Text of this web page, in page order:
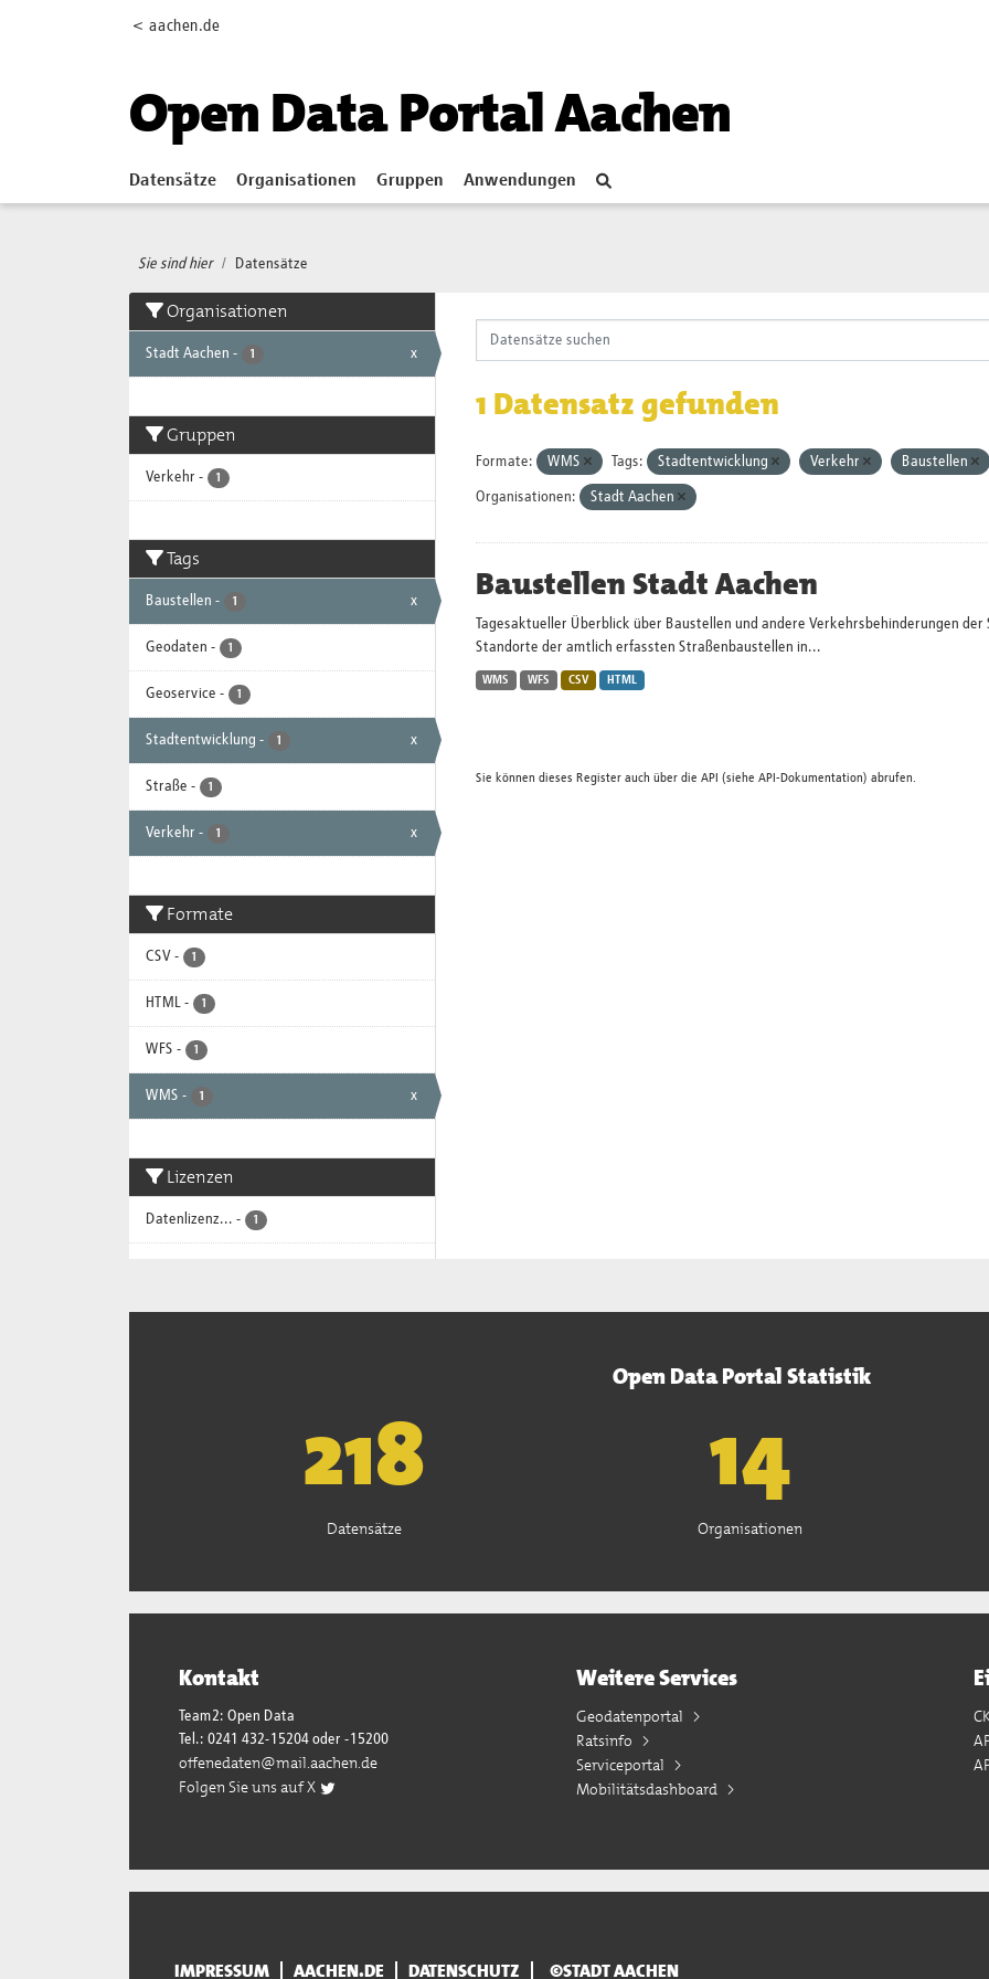
< aachen.de
Open Data Portal Aachen
Datensätze Organisationen Gruppen Anwendungen
Sie sind hier Datensätze
Organisationen
Stadt Aachen - 1 x
Gruppen
Verkehr - 1
Tags
Baustellen - 1 x
Geodaten - 1
Geoservice - 1
Stadtentwicklung - 1 x
Straße - 1
Verkehr - 1 x
Formate
CSV - 1
HTML - 1
WFS - 1
WMS - 1 x
Lizenzen
Datenlizenz... - 1
1 Datensatz gefunden
Formate: WMS Tags: Stadtentwicklung Verkehr Baustellen
Organisationen: Stadt Aachen
Baustellen Stadt Aachen
Tagesaktueller Überblick über Baustellen und andere Verkehrsbehinderungen
Standorte der amtlich erfassten Straßenbaustellen in...
WMS WFS CSV HTML
Sie können dieses Register auch über die API (siehe API-Dokumentation) abrufen.
Open Data Portal Statistik
221
Datensätze
15
Organisationen
Kontakt
Team2: Open Data
Tel.: 0241 432-15204 oder -15200
offenedaten@mail.aachen.de
Folgen Sie uns auf X
Weitere Services
Geodatenportal
Ratsinfo
Serviceportal
Mobilitätsdashboard
IMPRESSUM AACHEN.DE DATENSCHUTZ ©STADT AACHEN